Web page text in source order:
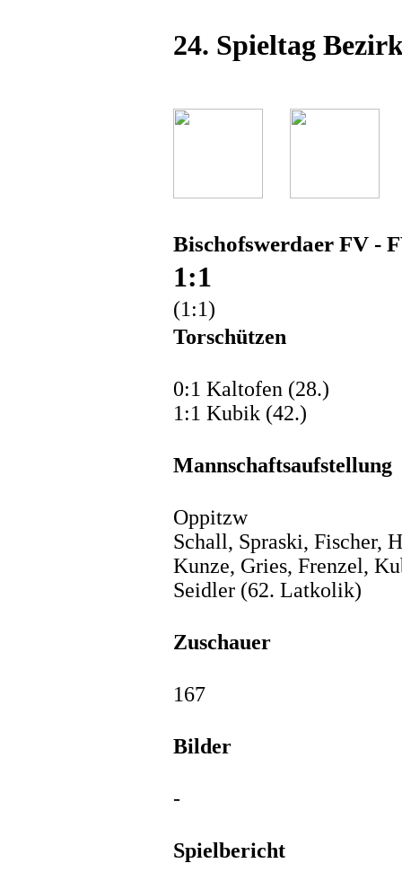
24. Spieltag
Bischofswerdaer FV -
1:1
(1:1)
Torschützen
0:1 Kaltofen (28.)
1:1 Kubik (42.)
Mannschaftsaufstellung
Oppitzw
Schall, Spraski, Fischer,
Kunze, Gries, Frenzel,
Seidler (62. Latkolik)
Zuschauer
167
Bilder
-
Spielbericht